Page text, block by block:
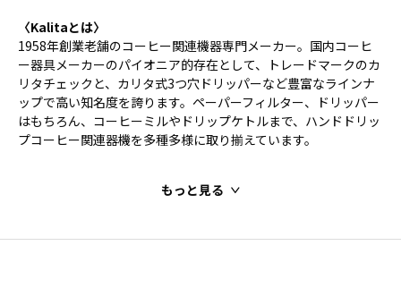
〈Kalitaとは〉
1958年創業老舗のコーヒー関連機器専門メーカー。国内コーヒ
ー器具メーカーのパイオニア的存在として、トレードマークのカ
リタチェックと、カリタ式3つ穴ドリッパーなど豊富なラインナ
ップで高い知名度を誇ります。ペーパーフィルター、ドリッパー
はもちろん、コーヒーミルやドリップケトルまで、ハンドドリッ
プコーヒー関連器機を多種多様に取り揃えています。
もっと見る